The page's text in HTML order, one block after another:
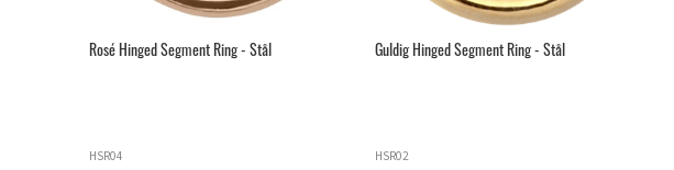
Rosé Hinged Segment Ring - Stål
HSR04
Guldig Hinged Segment Ring - Stål
HSR02